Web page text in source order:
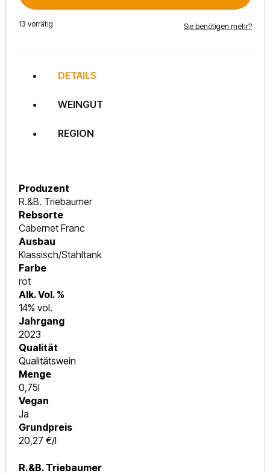
13 vorrätig Sie benötigen mehr?
DETAILS
WEINGUT
REGION
Produzent
R.&B. Triebaumer
Rebsorte
Cabernet Franc
Ausbau
Klassisch/Stahltank
Farbe
rot
Alk. Vol. %
14% vol.
Jahrgang
2023
Qualität
Qualitätswein
Menge
0,75l
Vegan
Ja
Grundpreis
20,27 €/l
R.&B. Triebaumer